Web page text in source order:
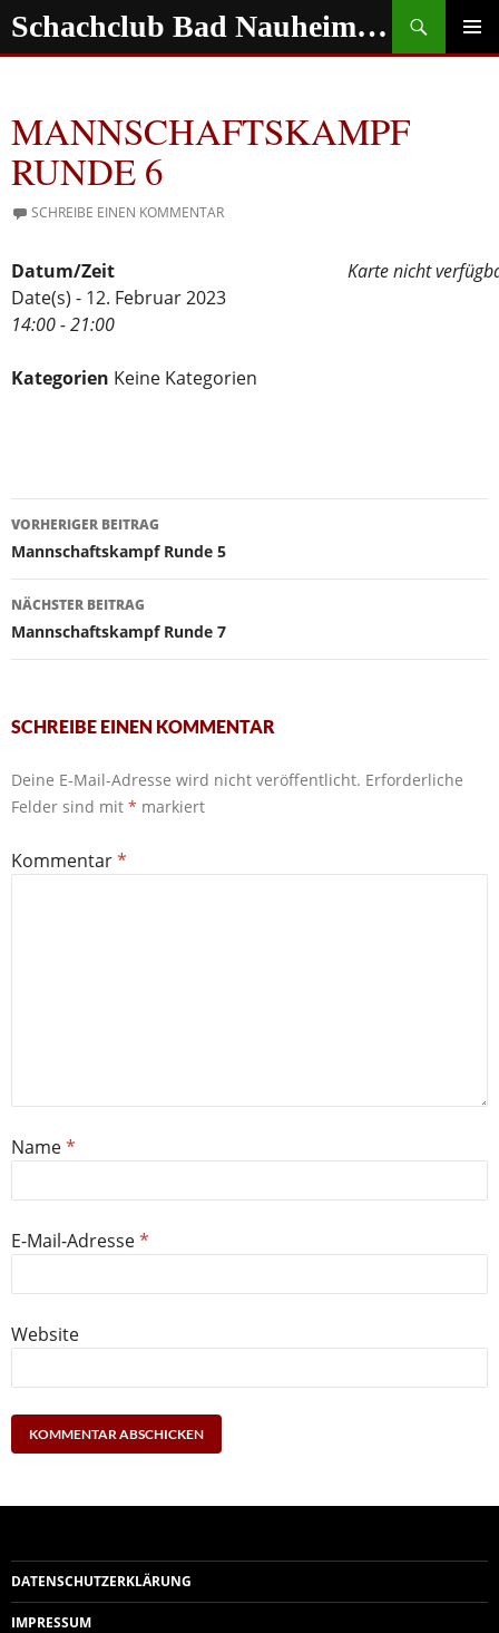
Zum
Inhalt
Schachclub Bad Nauheim e.V.
Suchen
MANNSCHAFTSKAMPF
RUNDE 6
SCHREIBE EINEN KOMMENTAR
Karte nicht
Datum/Zeit
Date(s) - 12. Februar 2023
14:00 - 21:00
Kategorien Keine Kategorien
Beitragsnavigation
VORHERIGER BEITRAG
Mannschaftskampf Runde 5
NÄCHSTER BEITRAG
Mannschaftskampf Runde 7
SCHREIBE EINEN KOMMENTAR
Deine E-Mail-Adresse wird nicht veröffentlicht. Erforderliche
Felder sind mit * markiert
Kommentar*
Name*
E-Mail-Adresse*
Website
DATENSCHUTZERKLÄRUNG
IMPRESSUM